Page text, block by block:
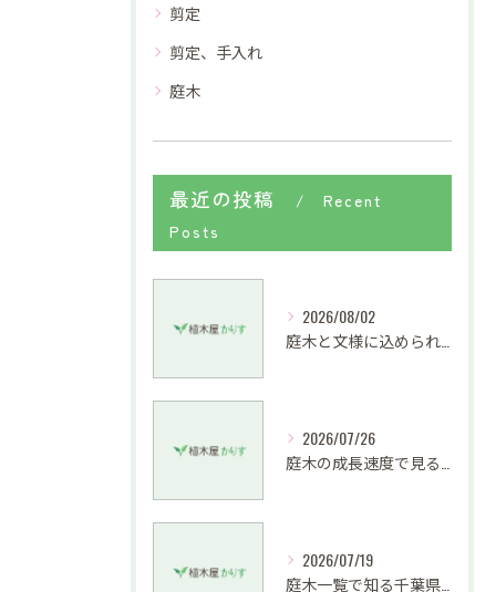
剪定
剪定、手入れ
庭木
最近の投稿
Recent
Posts
2026/08/02
2026/07/26
2026/07/19